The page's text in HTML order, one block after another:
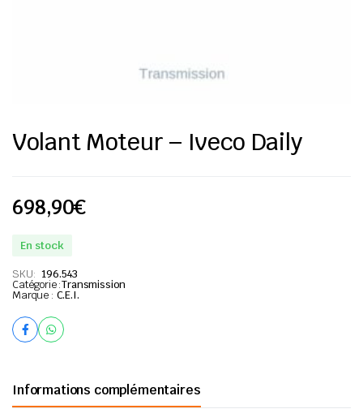
Volant Moteur – Iveco Daily
698,90€
En stock
SKU: 196.543
Catégorie :Transmission
Marque : C.E.I.
Informations complémentaires